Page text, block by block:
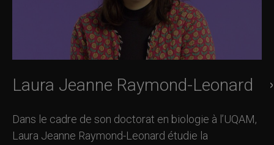
Laura Jeanne Raymond-Leonard
Dans le cadre de son doctorat en biologie à l’UQAM,
Laura Jeanne Raymond-Leonard étudie la